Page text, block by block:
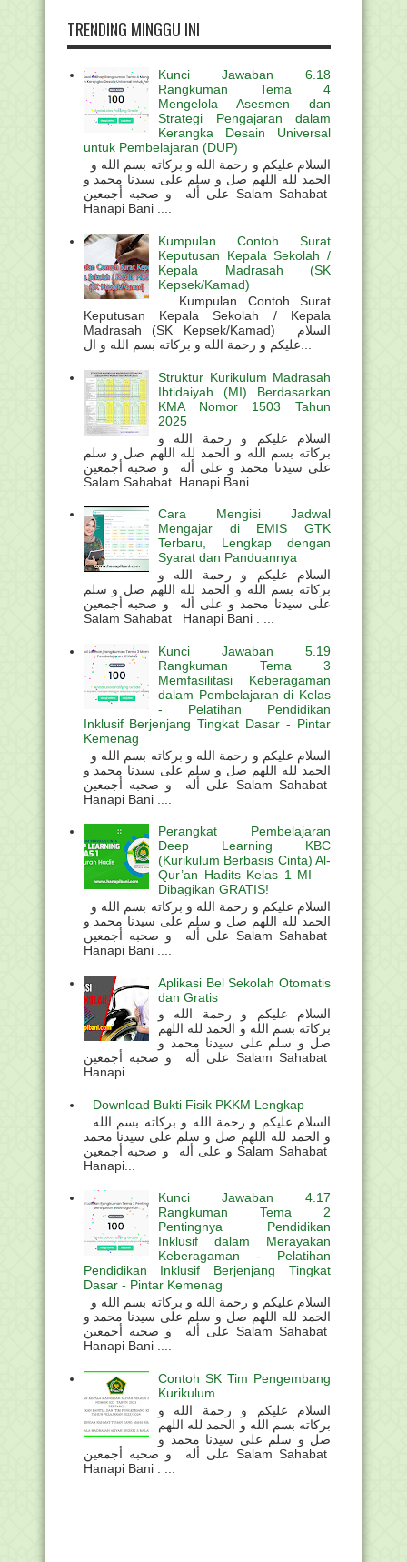
TRENDING MINGGU INI
Kunci Jawaban 6.18
Rangkuman Tema 4
Mengelola Asesmen dan
Strategi Pengajaran dalam
Kerangka Desain Universal
untuk Pembelajaran (DUP)
الحمد لله اللهم صل و سلم على سيدنا محمد و
على أله و صحبه أجمعين Salam Sahabat
Hanapi Bani ....
Kumpulan Contoh Surat
Keputusan Kepala Sekolah /
Kepala Madrasah (SK
Kepsek/Kamad)
Kumpulan Contoh Surat
Keputusan Kepala Sekolah / Kepala
Madrasah (SK Kepsek/Kamad) السلام
عليكم و رحمة الله و بركاته بسم الله و ال...
Struktur Kurikulum Madrasah
Ibtidaiyah (MI) Berdasarkan
KMA Nomor 1503 Tahun
2025
السلام عليكم و رحمة الله و
بركاته بسم الله و الحمد لله اللهم صل و سلم
على سيدنا محمد و على أله و صحبه أجمعين
Salam Sahabat Hanapi Bani . ...
Cara Mengisi Jadwal
Mengajar di EMIS GTK
Terbaru, Lengkap dengan
Syarat dan Panduannya
السلام عليكم و رحمة الله و
بركاته بسم الله و الحمد لله اللهم صل و سلم
على سيدنا محمد و على أله و صحبه أجمعين
Salam Sahabat Hanapi Bani . ...
Kunci Jawaban 5.19
Rangkuman Tema 3
Memfasilitasi Keberagaman
dalam Pembelajaran di Kelas
- Pelatihan Pendidikan
Inklusif Berjenjang Tingkat Dasar - Pintar
Kemenag
الحمد لله اللهم صل و سلم على سيدنا محمد و
على أله و صحبه أجمعين Salam Sahabat
Hanapi Bani ....
Perangkat Pembelajaran
Deep Learning KBC
(Kurikulum Berbasis Cinta) Al-
Qur’an Hadits Kelas 1 MI —
Dibagikan GRATIS!
الحمد لله اللهم صل و سلم على سيدنا محمد و
على أله و صحبه أجمعين Salam Sahabat
Hanapi Bani ....
Aplikasi Bel Sekolah Otomatis
dan Gratis
السلام عليكم و رحمة الله و
بركاته بسم الله و الحمد لله اللهم
صل و سلم على سيدنا محمد و
على أله و صحبه أجمعين Salam Sahabat
Hanapi ...
Download Bukti Fisik PKKM Lengkap
السلام عليكم و رحمة الله و بركاته بسم الله
و الحمد لله اللهم صل و سلم على سيدنا محمد
و على أله و صحبه أجمعين Salam Sahabat
Hanapi...
Kunci Jawaban 4.17
Rangkuman Tema 2
Pentingnya Pendidikan
Inklusif dalam Merayakan
Keberagaman - Pelatihan
Pendidikan Inklusif Berjenjang Tingkat
Dasar - Pintar Kemenag
الحمد لله اللهم صل و سلم على سيدنا محمد و
على أله و صحبه أجمعين Salam Sahabat
Hanapi Bani ....
Contoh SK Tim Pengembang
Kurikulum
السلام عليكم و رحمة الله و
بركاته بسم الله و الحمد لله اللهم
صل و سلم على سيدنا محمد و
على أله و صحبه أجمعين Salam Sahabat
Hanapi Bani . ...